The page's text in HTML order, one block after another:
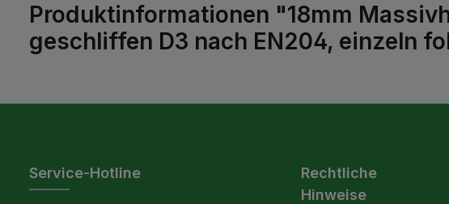
Produktinformationen "18mm
geschliffen D3 nach EN204, einzeln
Service-Hotline
Rechtliche
Hinweise